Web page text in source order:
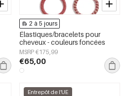
2 à 5 jours
Élastiques/bracelets pour
cheveux - couleurs foncées
MSRP €175,99
€65,00
Entrepôt de l'UE